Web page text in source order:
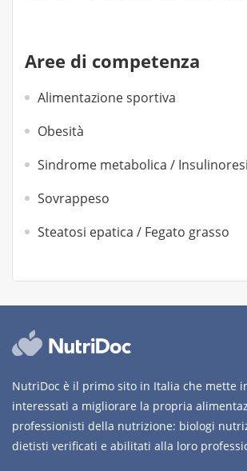
Aree di competenza
Alimentazione sportiva
Obesità
Sindrome metabolica /
Sovrappeso
Steatosi epatica / Fegato grasso
NutriDoc è il primo sito in Italia che mette
interessati a migliorare la propria
professionisti della nutrizione: biologi
dietisti verificati e abilitati alla loro